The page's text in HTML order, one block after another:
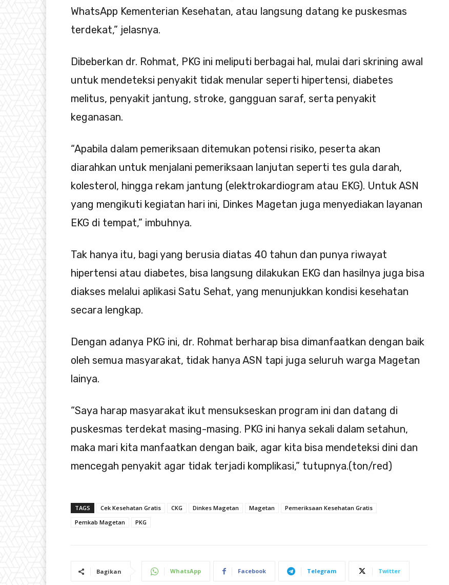
WhatsApp Kementerian Kesehatan, atau langsung datang ke puskesmas
terdekat,” jelasnya.
Dibeberkan dr. Rohmat, PKG ini meliputi berbagai hal, mulai dari skrining awal
untuk mendeteksi penyakit tidak menular seperti hipertensi, diabetes
melitus, penyakit jantung, stroke, gangguan saraf, serta penyakit
keganasan.
“Apabila dalam pemeriksaan ditemukan potensi risiko, peserta akan
diarahkan untuk menjalani pemeriksaan lanjutan seperti tes gula darah,
kolesterol, hingga rekam jantung (elektrokardiogram atau EKG). Untuk ASN
yang mengikuti kegiatan hari ini, Dinkes Magetan juga menyediakan layanan
EKG di tempat,” imbuhnya.
Tak hanya itu, bagi yang berusia diatas 40 tahun dan punya riwayat
hipertensi atau diabetes, bisa langsung dilakukan EKG dan hasilnya juga bisa
diakses melalui aplikasi Satu Sehat, yang menunjukkan kondisi kesehatan
secara lengkap.
Dengan adanya PKG ini, dr. Rohmat berharap bisa dimanfaatkan dengan baik
oleh semua masyarakat, tidak hanya ASN tapi juga seluruh warga Magetan
lainya.
“Saya harap masyarakat ikut mensukseskan program ini dan datang di
puskesmas terdekat masing-masing. PKG ini hanya sekali dalam setahun,
maka mari kita manfaatkan dengan baik, agar kita bisa mendeteksi dini dan
mencegah penyakit agar tidak terjadi komplikasi,” tutupnya.(ton/red)
TAGS Cek Kesehatan Gratis CKG Dinkes Magetan Magetan
Pemeriksaan Kesehatan Gratis
Pemkab Magetan
PKG
Bagikan WhatsApp Facebook Telegram Twitter